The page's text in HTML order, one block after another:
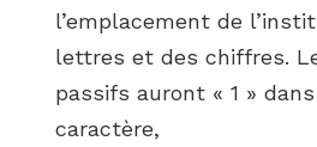
l’emplacement de
lettres et des chiffres.
passifs auront « 1 »
caractère,